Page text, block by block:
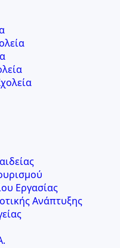
Εργασίας
Ανάπτυξης